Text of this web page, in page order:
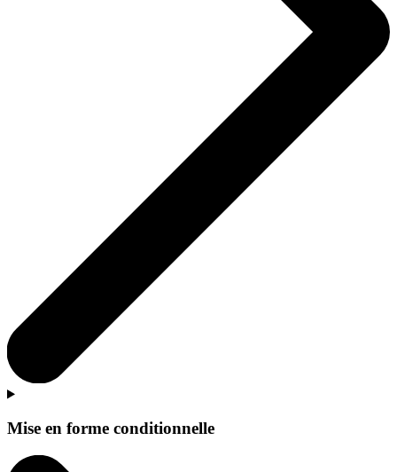
Mise en forme conditionnelle